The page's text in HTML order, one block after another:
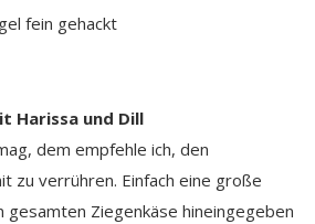
fein gehackt
Harissa und Dill
dem empfehle ich, den
zu verrühren. Einfach eine große
gesamten Ziegenkäse hineingegeben